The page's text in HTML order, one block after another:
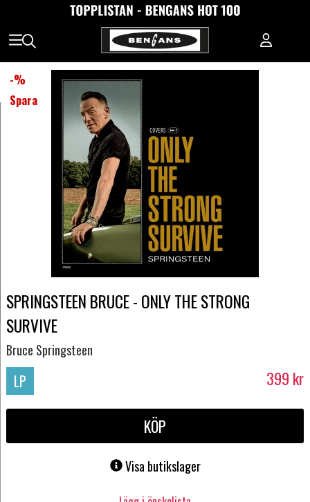
-%
Spara
SPRINGSTEEN BRUCE - ONLY THE STRONG
SURVIVE
Bruce Springsteen
LP 399 kr
KÖP
Visa butikslager